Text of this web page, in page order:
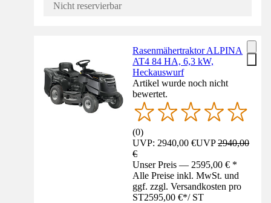
Nicht reservierbar
Rasenmähertraktor ALPINA
AT4 84 HA, 6,3 kW,
Heckauswurf
Artikel wurde noch nicht
bewertet.
(0)
UVP: 2940,00 €UVP2940,00
€
Unser Preis — 2595,00 € *
Alle Preise inkl. MwSt. und
ggf. zzgl. Versandkosten pro
ST2595,00 €*/ ST